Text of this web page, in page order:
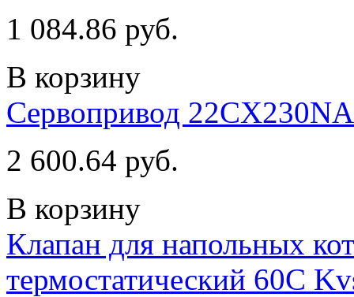
1 084.86 руб.
В корзину
Сервопривод
2 600.64 руб.
В корзину
Клапан для напольных
термостатический 60С